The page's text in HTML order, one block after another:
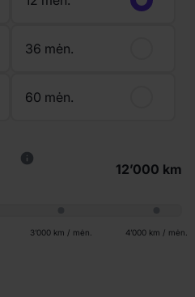
36 mėn.
60 mėn.
12’000 km
3’000 km / mėn. 4’000 km / mėn.